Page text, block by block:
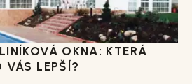
OKNA: KTERÁ
VÁS LEPŠÍ?